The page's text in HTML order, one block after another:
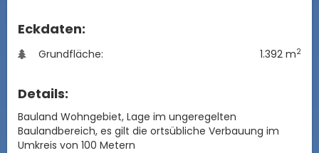
Eckdaten:
Grundfläche: 1.392 m2
Details:
Bauland Wohngebiet, Lage im ungeregelten
Baulandbereich, es gilt die ortsübliche Verbauung im
Umkreis von 100 Metern